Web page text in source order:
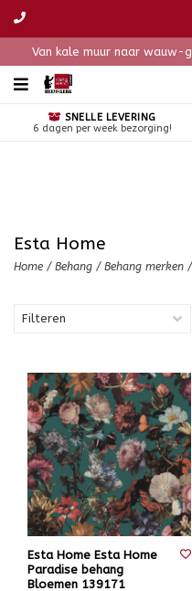
Van kale muur naar wauw-
SNELLE LEVERING
6 dagen per week bezorging!
Esta Home
Home / Behang / Behang merken /
Filteren
Esta Home Esta Home
Paradise behang
Bloemen 139171